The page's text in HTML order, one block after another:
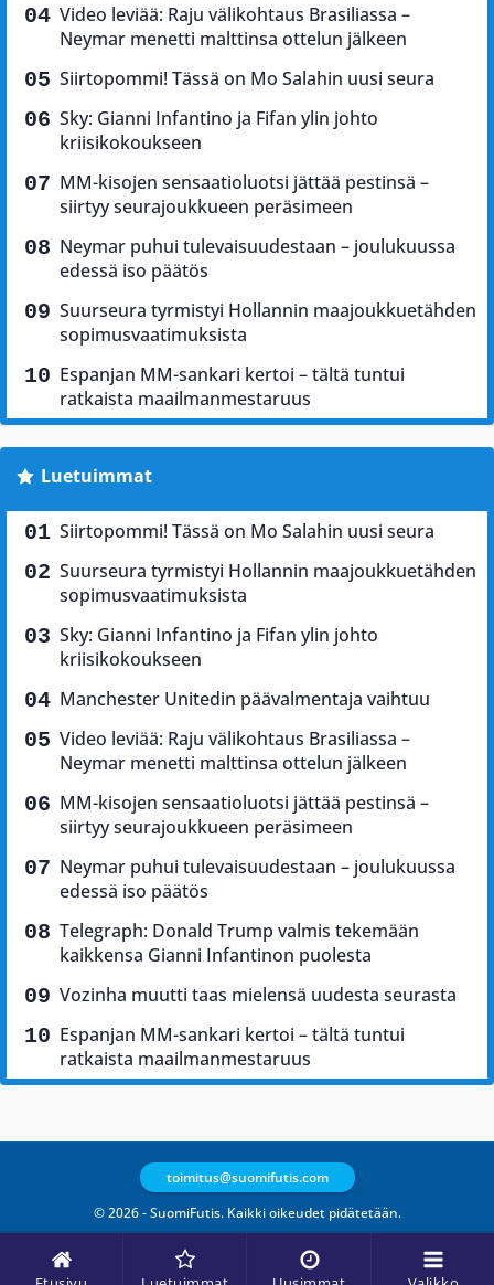
Video leviää: Raju välikohtaus Brasiliassa –
Neymar menetti malttinsa ottelun jälkeen
Siirtopommi! Tässä on Mo Salahin uusi seura
Sky: Gianni Infantino ja Fifan ylin johto
kriisikokoukseen
MM-kisojen sensaatioluotsi jättää pestinsä –
siirtyy seurajoukkueen peräsimeen
Neymar puhui tulevaisuudestaan – joulukuussa
edessä iso päätös
Suurseura tyrmistyi Hollannin maajoukkuetähden
sopimusvaatimuksista
Espanjan MM-sankari kertoi – tältä tuntui
ratkaista maailmanmestaruus
Luetuimmat
Siirtopommi! Tässä on Mo Salahin uusi seura
Suurseura tyrmistyi Hollannin maajoukkuetähden
sopimusvaatimuksista
Sky: Gianni Infantino ja Fifan ylin johto
kriisikokoukseen
Manchester Unitedin päävalmentaja vaihtuu
Video leviää: Raju välikohtaus Brasiliassa –
Neymar menetti malttinsa ottelun jälkeen
MM-kisojen sensaatioluotsi jättää pestinsä –
siirtyy seurajoukkueen peräsimeen
Neymar puhui tulevaisuudestaan – joulukuussa
edessä iso päätös
Telegraph: Donald Trump valmis tekemään
kaikkensa Gianni Infantinon puolesta
Vozinha muutti taas mielensä uudesta seurasta
Espanjan MM-sankari kertoi – tältä tuntui
ratkaista maailmanmestaruus
© 2026 - SuomiFutis. Kaikki oikeudet pidätetään.
toimitus@suomifutis.com